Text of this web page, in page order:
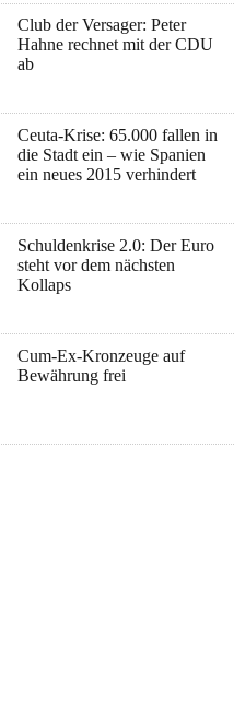
Club der Versager: Peter
Hahne rechnet mit der CDU
ab
Ceuta-Krise: 65.000 fallen in
die Stadt ein – wie Spanien
ein neues 2015 verhindert
Schuldenkrise 2.0: Der Euro
steht vor dem nächsten
Kollaps
Cum-Ex-Kronzeuge auf
Bewährung frei